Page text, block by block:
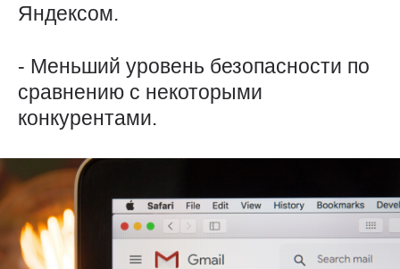
Яндексом.
- Меньший уровень безопасности по
сравнению с некоторыми
конкурентами.